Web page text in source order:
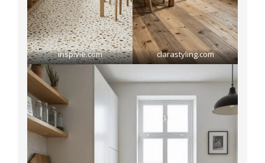
inspivie.com clarastyling.com